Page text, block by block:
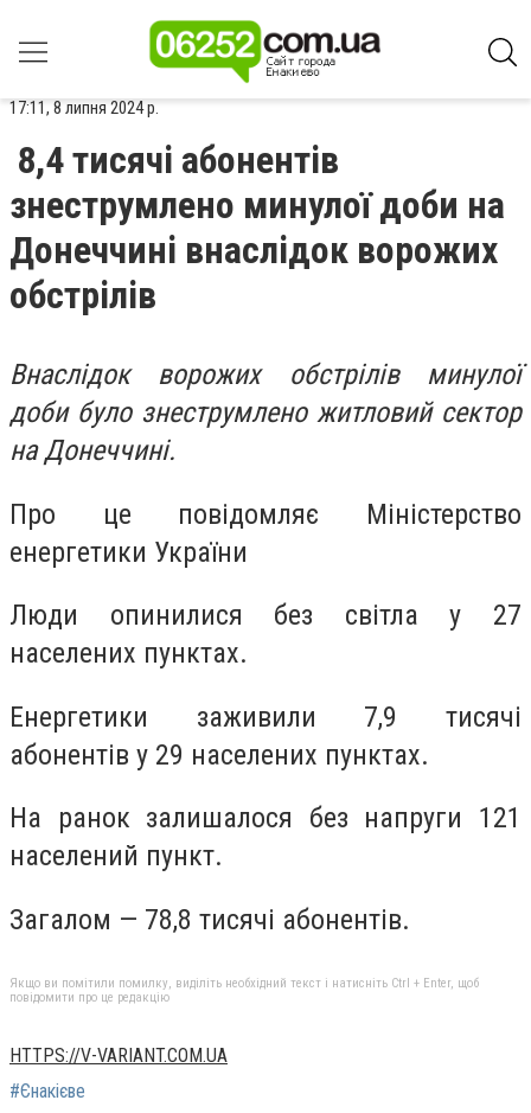
17:11, 8 липня 2024 р.
8,4 тисячі абонентів
знеструмлено минулої доби на
Донеччині внаслідок ворожих
обстрілів
Внаслідок ворожих обстрілів минулої
доби було знеструмлено житловий сектор
на Донеччині.
Про це повідомляє Міністерство
енергетики України
Люди опинилися без світла у 27
населених пунктах.
Енергетики заживили 7,9 тисячі
абонентів у 29 населених пунктах.
На ранок залишалося без напруги 121
населений пункт.
Загалом — 78,8 тисячі абонентів.
Якщо ви помітили помилку, виділіть необхідний текст і натисніть Ctrl + Enter, щоб
повідомити про це редакцію
HTTPS://V-VARIANT.COM.UA
#Єнакієве